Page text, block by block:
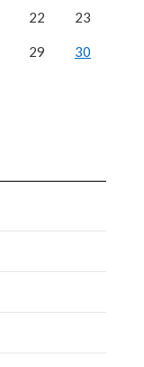
22 23
29
30